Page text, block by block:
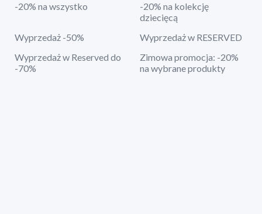
-20% na wszystko
-20% na kolekcję
dziecięcą
Wyprzedaż -50%
Wyprzedaż w RESERVED
Wyprzedaż w Reserved do
-70%
Zimowa promocja: -20%
na wybrane produkty